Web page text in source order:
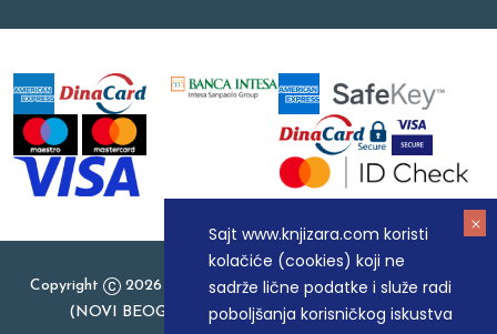
Sajt www.knjizara.com koristi
kolačiće (cookies) koji ne
sadrže lične podatke i služe radi
poboljšanja korisničkog iskustva
Copyright
2026 Knjizara.com - MAKART DOO BEOGRAD
(NOVI BEOGRAD), PIB: 105184104, MB: 20337524